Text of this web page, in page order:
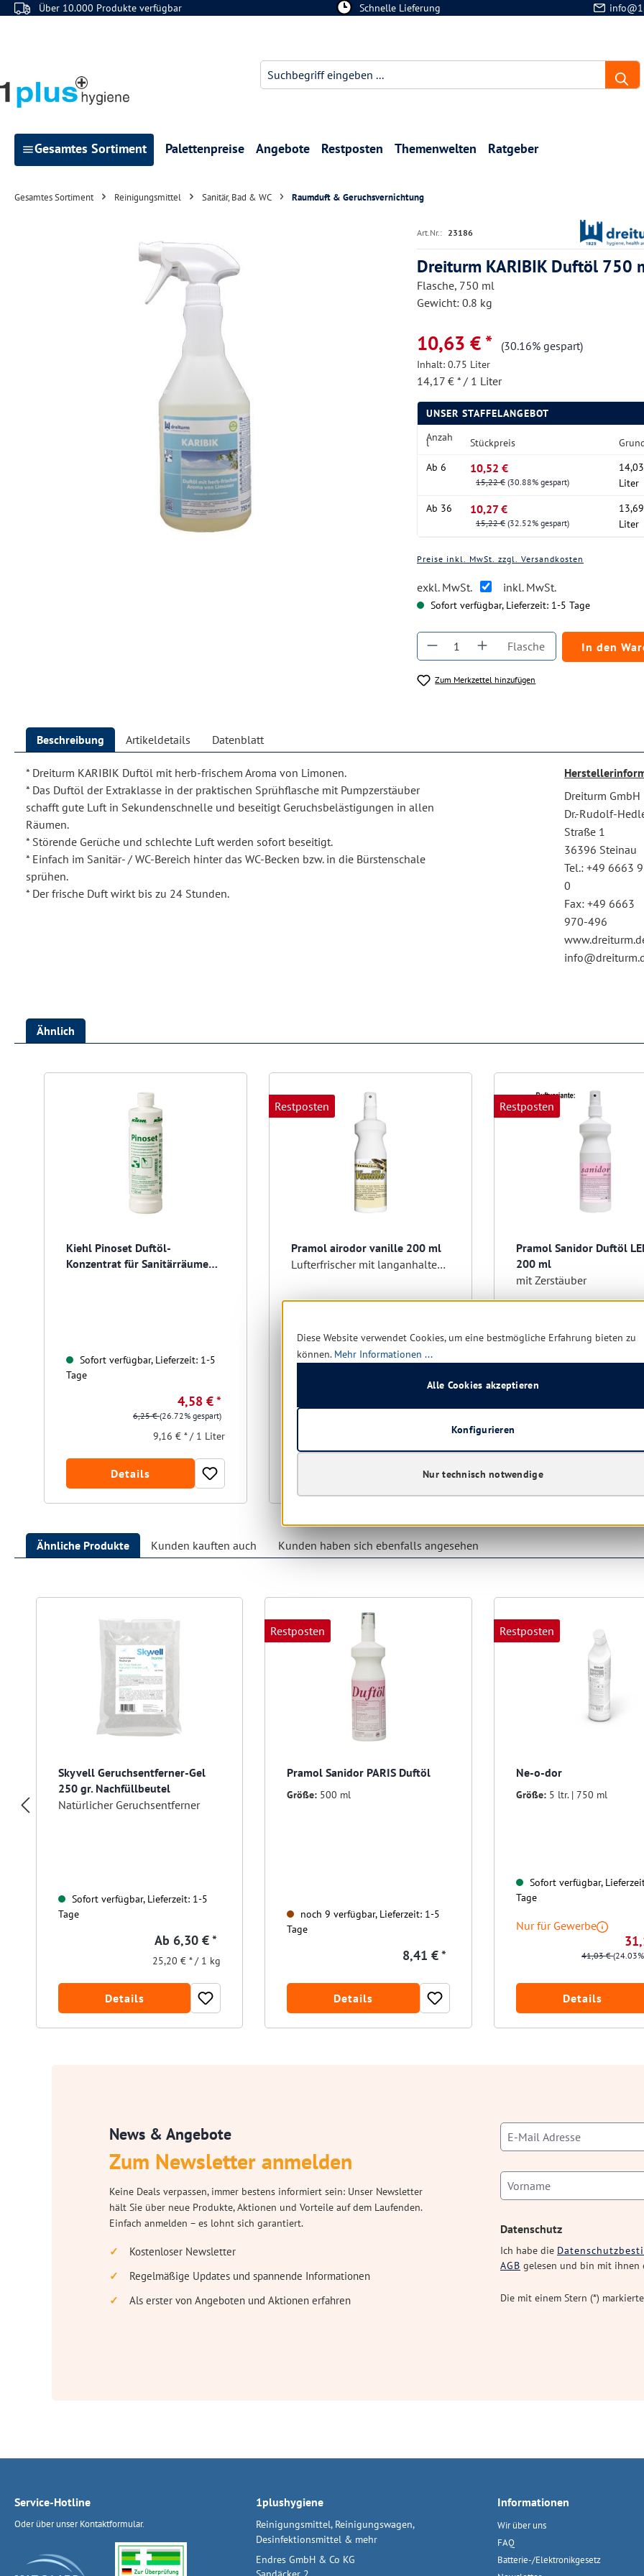
Hauptinhalt springen
Zur Suche springen
Zur Hauptnavigation springen
Über 10.000 Produkte verfügbar Schnelle Lieferung
Gesamtes Sortiment Palettenpreise Angebote Restposten Themenwelten Ratgeber
Gesamtes Sortiment Reinigungsmittel Sanitär, Bad & WC Raumduft & Geruchsvernichtung
Bildergalerie überspringen Art.Nr.: 23186
Dreiturm KARIBIK Duftöl 750
Flasche, 750 ml
Gewicht: 0.8 kg
10,63 € * (30.16% gespart)
Inhalt: 0.75 Liter
14,17 € * / 1 Liter
UNSER STAFFELANGEBOT
Anzah
l Stückpreis
Ab 6 10,52 €
15,22 € (30.88% gespart)
Liter
Ab 36 10,27 €
15,22 € (32.52% gespart)
Liter
Preise inkl. MwSt. zzgl. Versandkosten
exkl. MwSt. inkl. MwSt.
Sofort verfügbar, Lieferzeit: 1-5 Tage
Produkt Anzahl: Gib den
Flasche In den
Zum Merkzettel hinzufügen
Beschreibung Artikeldetails Datenblatt
* Dreiturm KARIBIK Duftöl mit herb-frischem Aroma von Limonen.
* Das Duftöl der Extraklasse in der praktischen Sprühflasche mit Pumpzerstäuber
schafft gute Luft in Sekundenschnelle und beseitigt Geruchsbelästigungen in allen
Räumen.
* Störende Gerüche und schlechte Luft werden sofort beseitigt.
* Einfach im Sanitär- / WC-Bereich hinter das WC-Becken bzw. in die Bürstenschale
sprühen.
* Der frische Duft wirkt bis zu 24 Stunden.
Dreiturm GmbH
Dr.-Rudolf-
Straße 1
36396 Steinau
Tel.: +49 6663
0
Fax: +49 6663
970-496
Ähnlich
Kiehl Pinoset Duftöl-
Konzentrat für Sanitärräume
Sofort verfügbar, Lieferzeit: 1-5
Tage
4,58 € *
6,25 €(26.72% gespart)
9,16 € * / 1 Liter
Details
Restposten
Pramol airodor vanille 200 ml
Lufterfrischer mit langanhaltender Duftnote
Sofort verfügbar, Lieferzeit: 1-5
Restposten
Pramol Sanidor Duftöl
200 ml
mit Zerstäuber
Sofort verfügbar,
Ähnliche Produkte Kunden kauften auch Kunden haben sich ebenfalls angesehen
Skyvell Geruchsentferner-Gel
250 gr. Nachfüllbeutel
Natürlicher Geruchsentferner
Sofort verfügbar, Lieferzeit: 1-5
Tage
Ab 6,30 € *
25,20 € * / 1 kg
Details
Restposten
Pramol Sanidor PARIS Duftöl
Größe: 500 ml
noch 9 verfügbar, Lieferzeit: 1-5
Tage
8,41 € *
Details
Restposten
Ne-o-dor
Größe: 5 ltr. | 750 ml
Sofort verfügbar,
Tage
Nur für Gewerbe
41,03 €
Details
News & Angebote
Zum Newsletter anmelden
Keine Deals verpassen, immer bestens informiert sein: Unser Newsletter
hält Sie über neue Produkte, Aktionen und Vorteile auf dem Laufenden.
Einfach anmelden – es lohnt sich garantiert.
Kostenloser Newsletter
Regelmäßige Updates und spannende Informationen
Als erster von Angeboten und Aktionen erfahren
Datenschutz
Ich habe die
AGB gelesen und bin mit ihnen
Die mit einem Stern (*)
Service-Hotline
Oder über unserKontaktformular.
1plushygiene
Reinigungsmittel, Reinigungswagen,
Desinfektionsmittel & mehr
Endres GmbH & Co KG
Informationen
Wir über uns
FAQ
Batterie-/Elektronikgesetz
Diese Website verwendet Cookies, um eine bestmögliche Erfahrung bieten zu
können. Mehr Informationen ...
Nur technisch notwendige
Konfigurieren
Alle Cookies akzeptieren